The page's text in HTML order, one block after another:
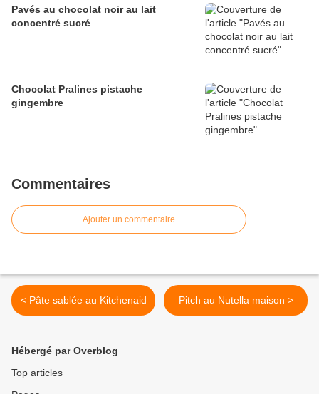
Pavés au chocolat noir au lait
concentré sucré
Chocolat Pralines pistache
gingembre
Commentaires
Ajouter un commentaire
< Pâte sablée au Kitchenaid Pitch au Nutella maison >
Hébergé par Overblog
Top articles